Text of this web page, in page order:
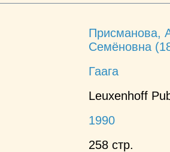
Присманова,
Семёновна
Гаага
Leuxenhoff
1990
258 стр.